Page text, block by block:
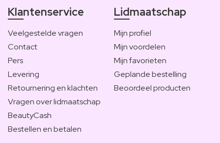
Klantenservice
Veelgestelde vragen
Contact
Pers
Levering
Retournering en klachten
Vragen over lidmaatschap
BeautyCash
Bestellen en betalen
Lidmaatschap
Mijn profiel
Mijn voordelen
Mijn favorieten
Geplande bestelling
Beoordeel producten